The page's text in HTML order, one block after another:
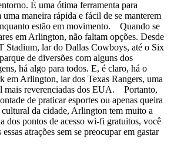
É uma ótima ferramenta para
maneira rápida e fácil de se manterem
estão em movimento. Quando se
em Arlington, não faltam opções. Desde
Stadium, lar do Dallas Cowboys, até o Six
de diversões com alguns dos
há algo para todos. E, é claro, há o
em Arlington, lar dos Texas Rangers, uma
mais reverenciadas dos EUA. Portanto,
de praticar esportes ou apenas queira
da cidade, Arlington tem muito a
dos pontos de acesso wi-fi gratuitos, você
atrações sem se preocupar em gastar